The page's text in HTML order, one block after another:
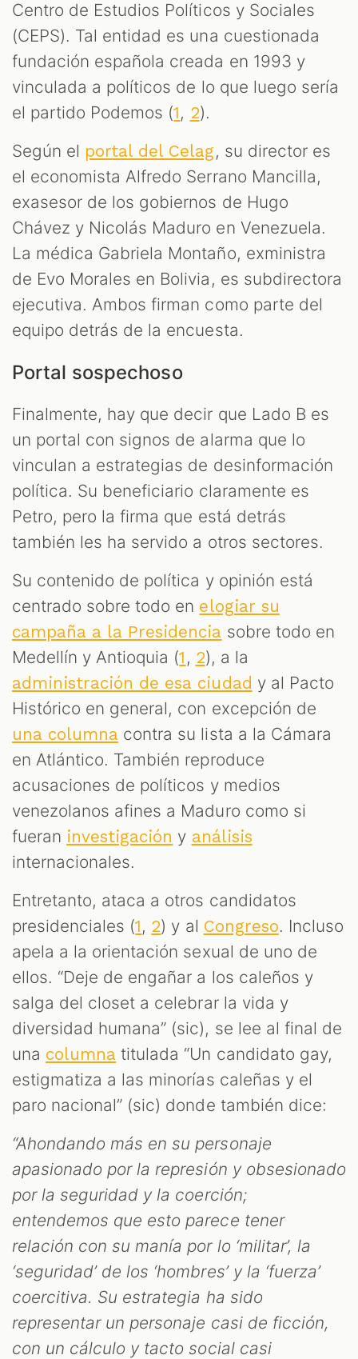
Centro de Estudios Políticos y Sociales
(CEPS). Tal entidad es una cuestionada
fundación española creada en 1993 y
vinculada a políticos de lo que luego sería
el partido Podemos (1, 2).
Según el portal del Celag, su director es
el economista Alfredo Serrano Mancilla,
exasesor de los gobiernos de Hugo
Chávez y Nicolás Maduro en Venezuela.
La médica Gabriela Montaño, exministra
de Evo Morales en Bolivia, es subdirectora
ejecutiva. Ambos firman como parte del
equipo detrás de la encuesta.
Portal sospechoso
Finalmente, hay que decir que Lado B es
un portal con signos de alarma que lo
vinculan a estrategias de desinformación
política. Su beneficiario claramente es
Petro, pero la firma que está detrás
también les ha servido a otros sectores.
Su contenido de política y opinión está
centrado sobre todo en elogiar su
campaña a la Presidencia sobre todo en
Medellín y Antioquia (1 , 2), a la
administración de esa ciudad y al Pacto
Histórico en general, con excepción de
una columna contra su lista a la Cámara
en Atlántico. También reproduce
acusaciones de políticos y medios
venezolanos afines a Maduro como si
fueran investigación y análisis
internacionales.
Entretanto, ataca a otros candidatos
presidenciales (1, 2) y al Congreso. Incluso
apela a la orientación sexual de uno de
ellos. “Deje de engañar a los caleños y
salga del closet a celebrar la vida y
diversidad humana” (sic), se lee al final de
una columna titulada “Un candidato gay,
estigmatiza a las minorías caleñas y el
paro nacional” (sic) donde también dice:
“Ahondando más en su personaje
apasionado por la represión y obsesionado
por la seguridad y la coerción;
entendemos que esto parece tener
relación con su manía por lo ‘militar’, la
‘seguridad’ de los ‘hombres’ y la ‘fuerza’
coercitiva. Su estrategia ha sido
representar un personaje casi de ficción,
con un cálculo y tacto social casi